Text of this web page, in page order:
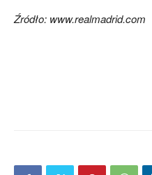
Źródło: www.realmadrid.com